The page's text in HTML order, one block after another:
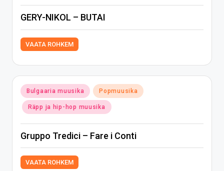
GERY-NIKOL – BUTAI
VAATA ROHKEM
Posted
in
Bulgaaria muusika Popmuusika
Räpp ja hip-hop muusika
Gruppo Tredici – Fare i Conti
VAATA ROHKEM